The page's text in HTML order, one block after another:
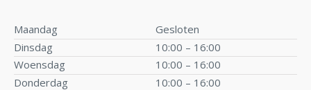
Maandag
Gesloten
Dinsdag
10:00 – 16:00
Woensdag
10:00 – 16:00
Donderdag
10:00 – 16:00